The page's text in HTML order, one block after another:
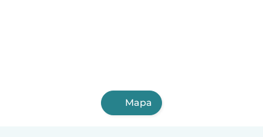
Mapa